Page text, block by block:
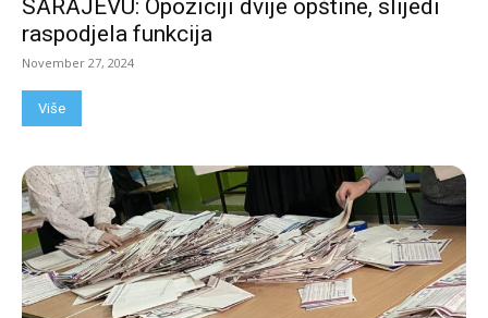
SARAJEVU: Opoziciji dvije opštine, slijedi
raspodjela funkcija
November 27, 2024
Više